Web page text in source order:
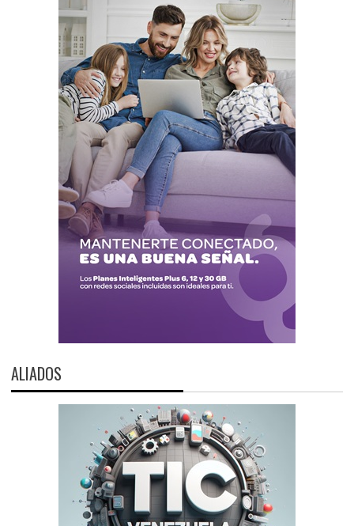
ALIADOS